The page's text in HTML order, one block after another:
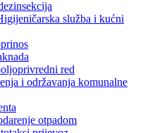
služba i kućni
red
i održavanja komunalne
otpadom